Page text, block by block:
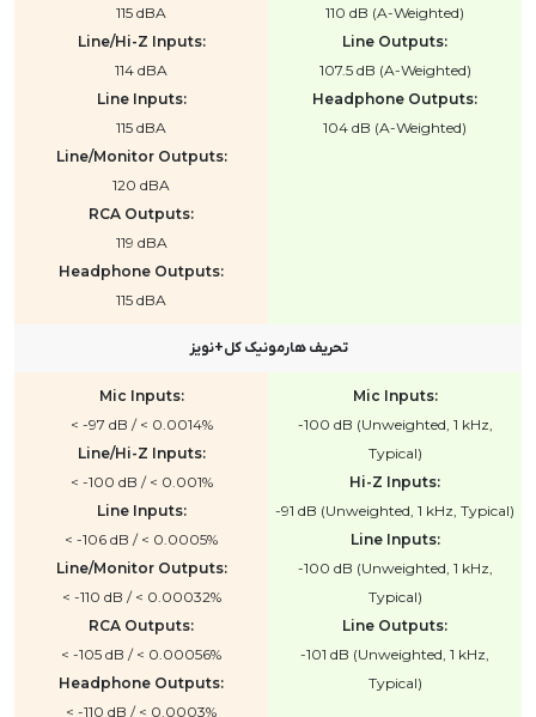
110 dB (A-Weighted)
Line Outputs:
107.5 dB (A-Weighted)
Headphone Outputs:
104 dB (A-Weighted)
115 dBA
Line/Hi-Z Inputs:
114 dBA
Line Inputs:
115 dBA
Line/Monitor Outputs:
120 dBA
RCA Outputs:
119 dBA
Headphone Outputs:
115 dBA
تحریف هارمونیک کل+نویز
Mic Inputs:
-100 dB (Unweighted, 1 kHz,
Typical)
Hi-Z Inputs:
-91 dB (Unweighted, 1 kHz, Typical)
Line Inputs:
-100 dB (Unweighted, 1 kHz,
Typical)
Line Outputs:
-101 dB (Unweighted, 1 kHz,
Typical)
Mic Inputs:
< -97 dB / < 0.0014%
Line/Hi-Z Inputs:
< -100 dB / < 0.001%
Line Inputs:
< -106 dB / < 0.0005%
Line/Monitor Outputs:
< -110 dB / < 0.00032%
RCA Outputs:
< -105 dB / < 0.00056%
Headphone Outputs:
< -110 dB / < 0.0003%